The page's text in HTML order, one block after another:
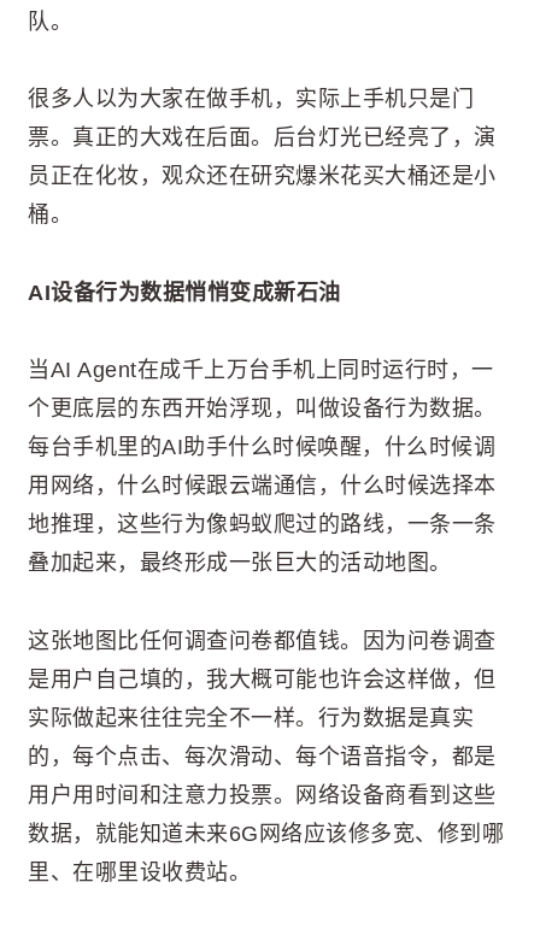
队。
很多人以为大家在做手机，实际上手机只是门
票。真正的大戏在后面。后台灯光已经亮了，演
员正在化妆，观众还在研究爆米花买大桶还是小
桶。
AI设备行为数据悄悄变成新石油
当AI Agent在成千上万台手机上同时运行时，一
个更底层的东西开始浮现，叫做设备行为数据。
每台手机里的AI助手什么时候唤醒，什么时候调
用网络，什么时候跟云端通信，什么时候选择本
地推理，这些行为像蚂蚁爬过的路线，一条一条
叠加起来，最终形成一张巨大的活动地图。
这张地图比任何调查问卷都值钱。因为问卷调查
是用户自己填的，我大概可能也许会这样做，但
实际做起来往往完全不一样。行为数据是真实
的，每个点击、每次滑动、每个语音指令，都是
用户用时间和注意力投票。网络设备商看到这些
数据，就能知道未来6G网络应该修多宽、修到哪
里、在哪里设收费站。